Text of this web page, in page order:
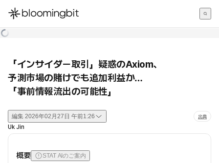
한국어
「インサイダー取引」疑惑のAxiom、
予測市場の賭けでも追加利益か…
「事前情報流出の可能性」
編集 2026年02月27日 午前1:26 出典
Uk Jin
概要 STAT AIのご案内